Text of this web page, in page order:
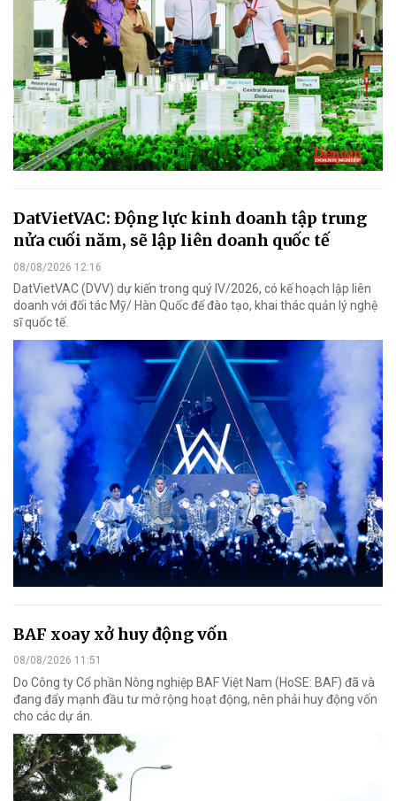
DatVietVAC: Động lực kinh doanh tập trung
nửa cuối năm, sẽ lập liên doanh quốc tế
08/08/2026 12:16
DatVietVAC (DVV) dự kiến trong quý IV/2026, có kế hoạch lập liên
doanh với đối tác Mỹ/ Hàn Quốc để đào tạo, khai thác quản lý nghệ
sĩ quốc tế.
BAF xoay xở huy động vốn
08/08/2026 11:51
Do Công ty Cổ phần Nông nghiệp BAF Việt Nam (HoSE: BAF) đã và
đang đẩy mạnh đầu tư mở rộng hoạt động, nên phải huy động vốn
cho các dự án.